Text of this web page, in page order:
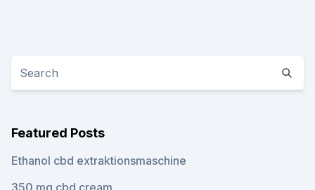
Featured Posts
Ethanol cbd extraktionsmaschine
350 mg cbd cream